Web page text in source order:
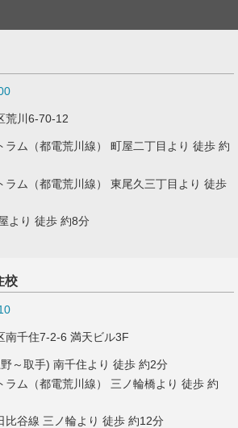
荒川6-70-12
ラム（都電荒川線） 町屋二丁目より 徒歩 約
ラム（都電荒川線） 東尾久三丁目より 徒歩
より 徒歩 約8分
校
南千住7-2-6 満天ビル3F
～取手) 南千住より 徒歩 約2分
ラム（都電荒川線） 三ノ輪橋より 徒歩 約
比谷線 三ノ輪より 徒歩 約12分